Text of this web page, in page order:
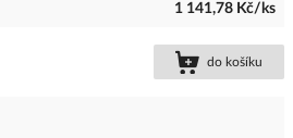
1 141,78 Kč/ks
do košíku